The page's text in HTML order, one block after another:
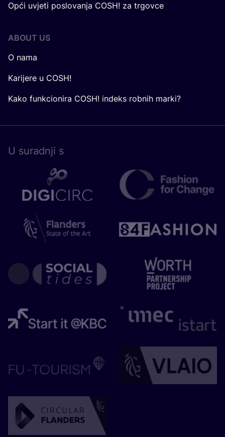
Opći uvjeti poslovanja COSH! za trgovce
ABOUT US
O nama
Karijere u COSH!
Kako funkcionira COSH! indeks robnih marki?
U surad­nji s